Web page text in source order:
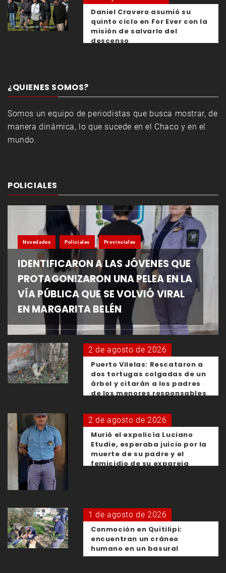
Daniel Cravero asumió su
quinto ciclo en For Ever con la
misión de salvarlo del
descenso
¿QUIENES SOMOS?
Somos un equipo de periodistas que busca mostrar, de
manera dinámica, lo que sucede en el Chaco y en el
mundo.
POLICIALES
Novedades Policiales Provinciales
IDENTIFICARON A LAS JÓVENES QUE
PROTAGONIZARON UNA PELEA EN LA
VÍA PÚBLICA QUE SE VOLVIÓ VIRAL
EN MARGARITA BELÉN
2 de agosto de 2026
Puerto Vilelas: Rescataron a
dos tortugas colgadas de un
árbol y citarán a los padres
de los menores responsables
2 de agosto de 2026
Murió el expolicía Luciano
Etudie, esperaba juicio por la
muerte de su padre y el
femicidio de su expareja
1 de agosto de 2026
Conmoción en Quitilipi:
encuentran un cráneo
humano en un basural